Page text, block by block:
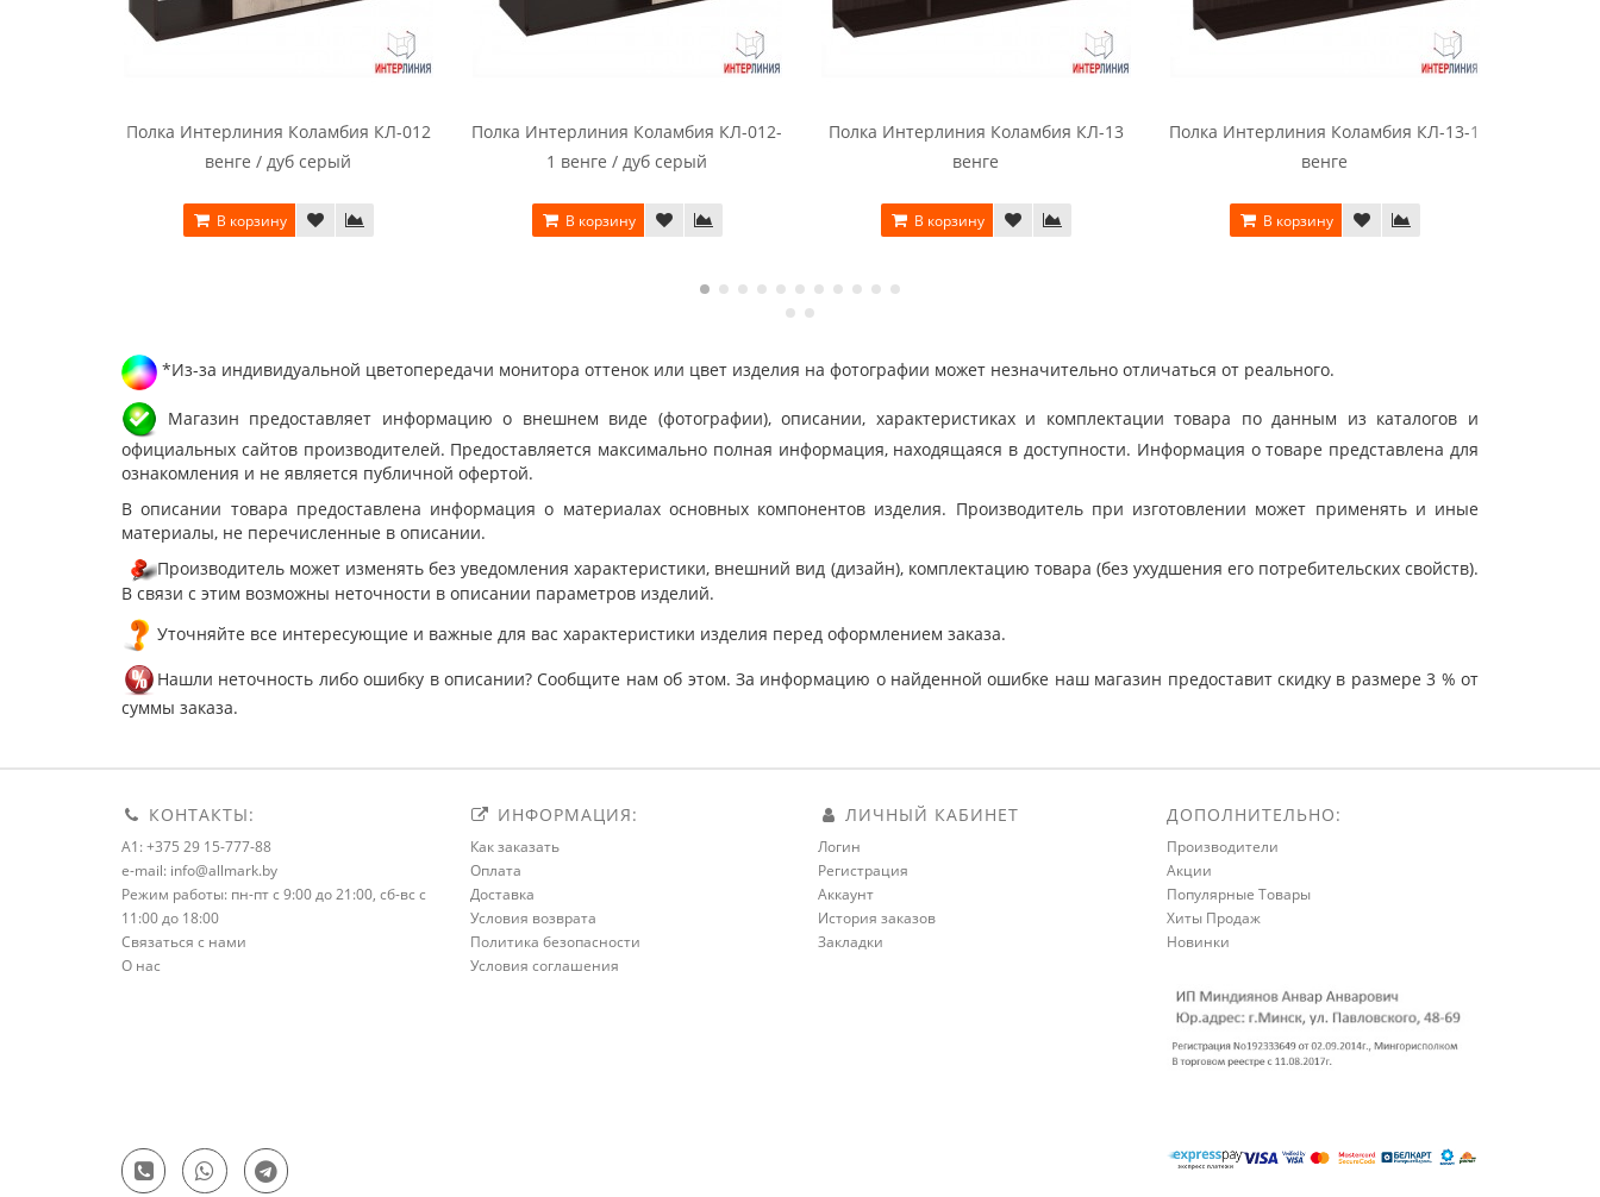
Полка Интерлиния Коламбия КЛ-012
венге / дуб серый
В корзину
Полка Интерлиния Коламбия КЛ-012-
1 венге / дуб серый
В корзину
Полка Интерлиния Коламбия КЛ-13
венге
В корзину
Полка Интерлиния Коламбия КЛ-13-1
венге
В корзину
*Из-за индивидуальной цветопередачи монитора оттенок или цвет изделия на фотографии может незначительно отличаться от реального.
Магазин предоставляет информацию о внешнем виде (фотографии), описании, характеристиках и комплектации товара по данным из каталогов и
официальных сайтов производителей. Предоставляется максимально полная информация, находящаяся в доступности. Информация о товаре представлена для
ознакомления и не является публичной офертой.
В описании товара предоставлена информация о материалах основных компонентов изделия. Производитель при изготовлении может применять и иные
материалы, не перечисленные в описании.
Производитель может изменять без уведомления характеристики, внешний вид (дизайн), комплектацию товара (без ухудшения его потребительских свойств).
В связи с этим возможны неточности в описании параметров изделий.
Уточняйте все интересующие и важные для вас характеристики изделия перед оформлением заказа.
Нашли неточность либо ошибку в описании? Сообщите нам об этом. За информацию о найденной ошибке наш магазин предоставит скидку в размере 3 % от
суммы заказа.
КОНТАКТЫ:
A1: +375 29 15-777-88
e-mail: info@allmark.by
Режим работы: пн-пт с 9:00 до 21:00, сб-вс с
11:00 до 18:00
Связаться с нами
О нас
ИНФОРМАЦИЯ:
Как заказать
Оплата
Доставка
Условия возврата
Политика безопасности
Условия соглашения
ЛИЧНЫЙ КАБИНЕТ
Логин
Регистрация
Аккаунт
История заказов
Закладки
ДОПОЛНИТЕЛЬНО:
Производители
Акции
Популярные Товары
Хиты Продаж
Новинки